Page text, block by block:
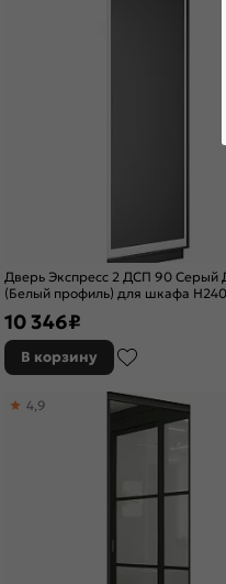
Дверь Экспресс 2 ДСП 90 Серый
(Белый профиль) для шкафа Н240
10 346₽
В корзину
4,9